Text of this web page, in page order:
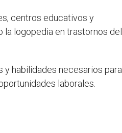
centros educativos y
la logopedia en trastornos del
y habilidades necesarios para
laborales.